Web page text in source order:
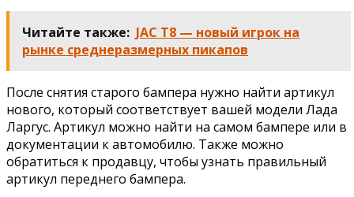
Читайте также: JAC T8 — новый игрок на
рынке среднеразмерных пикапов
После снятия старого бампера нужно найти артикул
нового, который соответствует вашей модели Лада
Ларгус. Артикул можно найти на самом бампере или в
документации к автомобилю. Также можно
обратиться к продавцу, чтобы узнать правильный
артикул переднего бампера.